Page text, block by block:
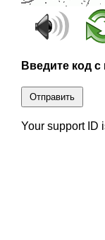
Введите код с
Отправить
Your support ID